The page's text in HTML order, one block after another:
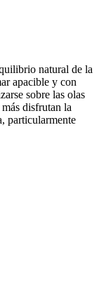
natural de la
apacible y con
sobre las olas
disfrutan la
particularmente